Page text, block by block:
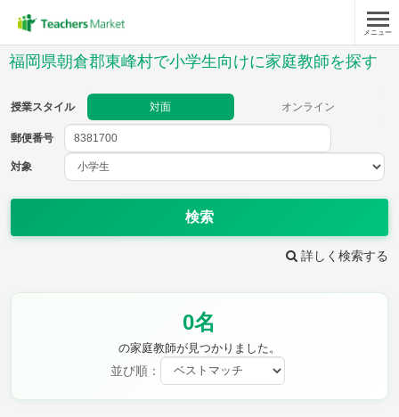
メニュー
福岡県朝倉郡東峰村で小学生向けに家庭教師を探す
授業スタイル 対面 オンライン
郵便番号
対象
検索
詳しく検索する
0名
の家庭教師が見つかりました。
並び順：
郵便番号
教科
理科
保健・体育 図画工作 書写